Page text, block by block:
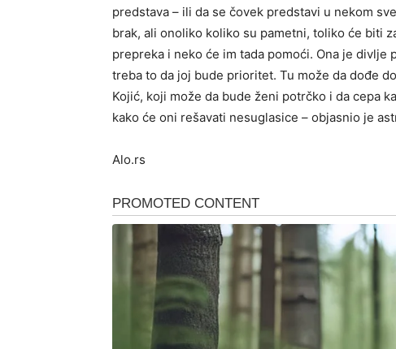
predstava – ili da se čovek predstavi u nekom
brak, ali onoliko koliko su pametni, toliko će biti
prepreka i neko će im tada pomoći. Ona je divlje
treba to da joj bude prioritet. Tu može da dođe
Kojić, koji može da bude ženi potrčko i da cepa
kako će oni rešavati nesuglasice – objasnio je
Alo.rs